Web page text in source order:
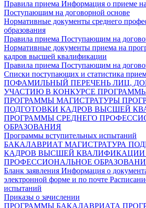
Правила приема Информация о приеме
Поступающим на договорной основе
Нормативные документы среднего
образования
Правила приема Поступающим на
Нормативные документы приема на
кадров высшей квалификации
Правила приема Поступающим на
Списки поступающих и статистика
ПОФАМИЛЬНЫЙ ПЕРЕЧЕНЬ ЛИЦ,
УЧАСТИЮ В КОНКУРСЕ
ПРОГРАММЫ МАГИСТРАТУРЫ
ПОДГОТОВКИ КАДРОВ ВЫСШЕЙ
ПРОГРАММЫ СРЕДНЕГО
ОБРАЗОВАНИЯ
Программы вступительных испытаний
БАКАЛАВРИАТ МАГИСТРАТУРА
КАДРОВ ВЫСШЕЙ КВАЛИФИКАЦИИ
ПРОФЕССИОНАЛЬНОЕ
Бланк заявления Информация о
электронной форме и по почте
испытаний
Приказы о зачислении
ПРОГРАММЫ БАКАЛАВРИАТА